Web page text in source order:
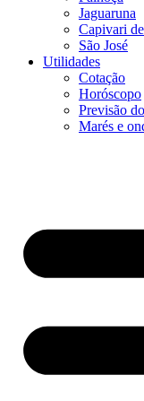
Jaguaruna
Capivari
São José
Utilidades
Cotação
Horóscopo
Previsão
Marés e